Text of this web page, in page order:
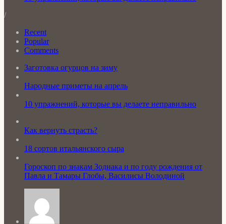
/
Recent
Popular
Comments
Заготовка огурцов на зиму
Народные приметы на апрель
10 упражнений, которые вы делаете неправильно
Как вернуть страсть?
18 сортов итальянского сыра
Гороскоп по знакам Зодиака и по году рождения от
Павла и Тамары Глобы, Василисы Володиной